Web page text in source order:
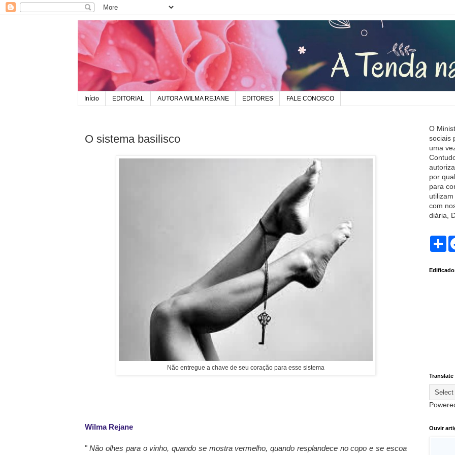
Início EDITORIAL AUTORA WILMA REJANE EDITORES FALE CONOSCO
O sistema basilisco
Não entregue a chave de seu coração para esse sistema
Wilma Rejane
"Não olhes para o vinho, quando se mostra vermelho, quando resplandece no copo e se escoa
O
sociais
uma
por
para
com
diária,
S
e
Translate
Ouvir